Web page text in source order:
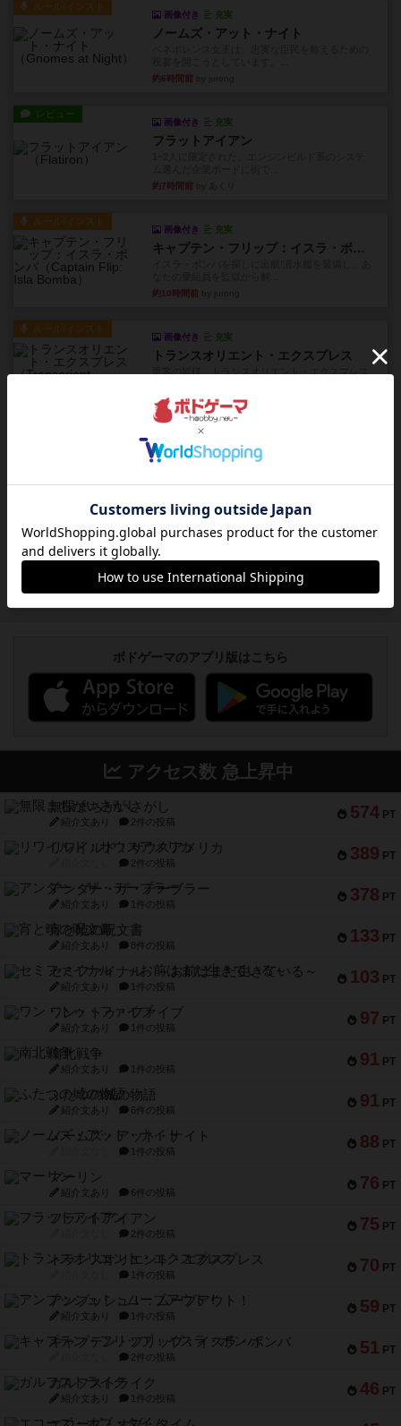
ルール/インスト
画像付き 充実
ノームズ・アット・ナイト
約6時間前
レビュー
画像付き 充実
フラットアイアン
約7時間前
ルール/インスト
画像付き 充実
キャプテン・フリップ：イスラ・ボンバ
約10時間前
ルール/インスト
画像付き 充実
トランスオリエント・エクスプレス
乗客の皆様、トランスオリエント・エクスプレス
約10時間前 by jurong
画像付き
フラットアイアン
約12時間前by DKnewyork
レビュー 花火：スターマイン
見える状態でカードを教えた...
約13時間前by mob567
ボドゲーマのアプリ版はこちら
アクセス数 急上昇中
574 PT
無限まちがいさがし
紹介文あり 2件の投稿
389 PT
リワイルド：サウスアメリカ
2件の投稿
378 PT
アンダー・ザ・テーブラー
紹介文あり 1件の投稿
133 PT
宵と暁の呪文書
紹介文あり 8件の投稿
103 PT
セミファイナル ～お前はまだ生きている～
紹介文あり 1件の投稿
97 PT
ワン・トゥ・ファイブ
紹介文あり 1件の投稿
91 PT
南北戦争
紹介文あり 1件の投稿
91 PT
ふたつの城の物語
紹介文あり 6件の投稿
88 PT
ノームズ・アット・ナイト
1件の投稿
76 PT
マーリン
紹介文あり 6件の投稿
75 PT
フラットアイアン
2件の投稿
70 PT
トランスオリエント・エクスプレス
1件の投稿
59 PT
アンブッシュ！：ムーブアウト！
紹介文あり 1件の投稿
51 PT
キャプテン・フリップ：イスラ・ボンバ
2件の投稿
46 PT
ガルフストライク
紹介文あり 1件の投稿